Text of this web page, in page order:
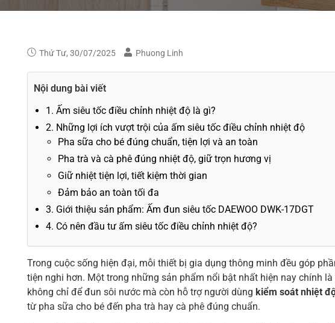
Thứ Tư, 30/07/2025 Phuong Linh
Nội dung bài viết
1. Ấm siêu tốc điều chỉnh nhiệt độ là gì?
2. Những lợi ích vượt trội của ấm siêu tốc điều chỉnh nhiệt độ
Pha sữa cho bé đúng chuẩn, tiện lợi và an toàn
Pha trà và cà phê đúng nhiệt độ, giữ trọn hương vị
Giữ nhiệt tiện lợi, tiết kiệm thời gian
Đảm bảo an toàn tối đa
3. Giới thiệu sản phẩm: Ấm đun siêu tốc DAEWOO DWK-17DGT
4. Có nên đầu tư ấm siêu tốc điều chỉnh nhiệt độ?
Trong cuộc sống hiện đại, mỗi thiết bị gia dụng thông minh đều góp
tiện nghi hơn. Một trong những sản phẩm nổi bật nhất hiện nay chính là
không chỉ để đun sôi nước mà còn hỗ trợ người dùng kiểm soát nhiệt
từ pha sữa cho bé đến pha trà hay cà phê đúng chuẩn.